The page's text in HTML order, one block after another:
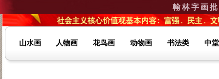
翰林字画
山水画 人物画 花鸟画 动物画 书法类 中